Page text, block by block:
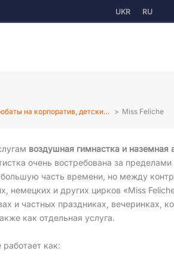
UKR RU
на корпоратив, детски… Miss Feliche
воздушная гимнастка и наземная
очень востребована за
часть времени, но между
немецких и других цирков «Miss
и частных праздниках, вечеринках,
как отдельная услуга.
работает как: